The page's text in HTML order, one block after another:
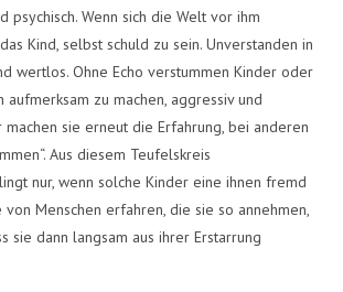
psychisch. Wenn sich die Welt vor ihm
Kind, selbst schuld zu sein. Unverstanden in
wertlos. Ohne Echo verstummen Kinder oder
aufmerksam zu machen, aggressiv und
sie erneut die Erfahrung, bei anderen
Aus diesem Teufelskreis
nur, wenn solche Kinder eine ihnen fremd
Menschen erfahren, die sie so annehmen,
sie dann langsam aus ihrer Erstarrung